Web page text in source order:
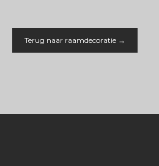
Terug naar raamdecoratie →